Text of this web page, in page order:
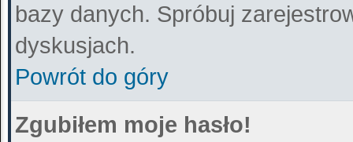
bazy danych. Spróbuj
dyskusjach.
Powrót do góry
Zgubiłem moje hasło!